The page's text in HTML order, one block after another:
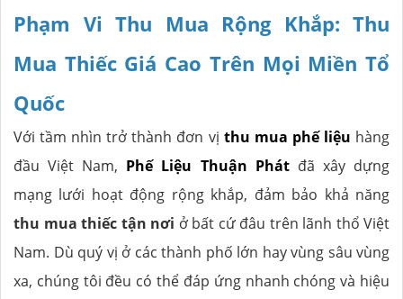
Phạm Vi Thu Mua Rộng Khắp: Thu
Mua Thiếc Giá Cao Trên Mọi Miền Tổ
Quốc
Với tầm nhìn trở thành đơn vị thu mua phế liệu hàng
đầu Việt Nam, Phế Liệu Thuận Phátđã xây dựng
mạng lưới hoạt động rộng khắp, đảm bảo khả năng
thu mua thiếc tận nơi ở bất cứ đâu trên lãnh thổ Việt
Nam. Dù quý vị ở các thành phố lớn hay vùng sâu vùng
xa, chúng tôi đều có thể đáp ứng nhanh chóng và hiệu